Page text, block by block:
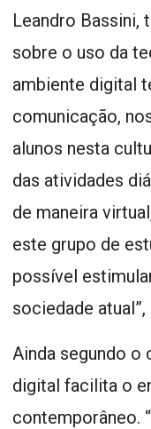
Leandro Bassini,
sobre o uso da
ambiente digital
comunicação,
alunos nesta
das atividades
de maneira
este grupo de
possível
sociedade
Ainda segundo o
digital facilita o
contemporâneo.